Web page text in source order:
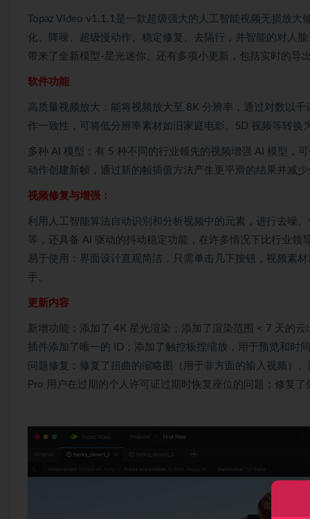
Topaz Video v1.1.1是一款超级强大的人工智能视频无损放
化、降噪、超级慢动作、稳定修复、去隔行，并智能的对人
带来了全新模型-星光迷你。还有多项小更新，包括实时的导
软件功能
高质量视频放大：能将视频放大至 8K 分辨率，通过对数以
作一致性，可将低分辨率素材如旧家庭电影、SD 视频等转换
多种 AI 模型：有 5 种不同的行业领先的视频增强 AI 模型，
动作创建新帧，通过新的帧插值方法产生更平滑的结果并减
视频修复与增强：
利用人工智能算法自动识别和分析视频中的元素，进行去噪
等，还具备 AI 驱动的抖动稳定功能，在许多情况下比行业领
易于使用：界面设计直观简洁，只需单击几下按钮，视频素
手。
更新内容
新增功能：添加了 4K 星光渲染；添加了渲染范围 < 7 天的
插件添加了唯一的 ID；添加了触控板捏缩放，用于预览和时
问题修复：修复了扭曲的缩略图（用于非方面的输入视频）
Pro 用户在过期的个人许可证过期时恢复座位的问题；修复